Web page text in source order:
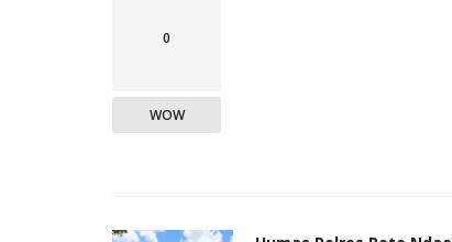
0
WOW